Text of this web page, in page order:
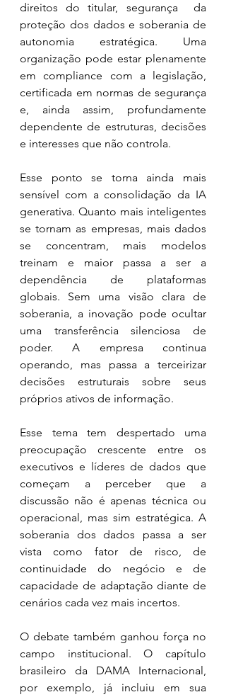
direitos do titular, segurança  da
proteção dos dados e soberania de
autonomia estratégica. Uma
organização pode estar plenamente
em compliance com a legislação,
certificada em normas de segurança
e, ainda assim, profundamente
dependente de estruturas, decisões
e interesses que não controla.
Esse ponto se torna ainda mais
sensível com a consolidação da IA
generativa. Quanto mais inteligentes
se tornam as empresas, mais dados
se concentram, mais modelos
treinam e maior passa a ser a
dependência de plataformas
globais. Sem uma visão clara de
soberania, a inovação pode ocultar
uma transferência silenciosa de
poder. A empresa continua
operando, mas passa a terceirizar
decisões estruturais sobre seus
próprios ativos de informação.
Esse tema tem despertado uma
preocupação crescente entre os
executivos e líderes de dados que
começam a perceber que a
discussão não é apenas técnica ou
operacional, mas sim estratégica. A
soberania dos dados passa a ser
vista como fator de risco, de
continuidade do negócio e de
capacidade de adaptação diante de
cenários cada vez mais incertos.
O debate também ganhou força no
campo institucional. O capítulo
brasileiro da DAMA Internacional,
por exemplo, já incluiu em sua